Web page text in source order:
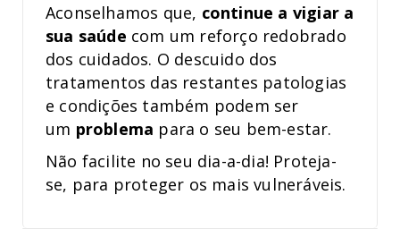
Aconselhamos que, continue a vigiar a
sua saúde com um reforço redobrado
dos cuidados. O descuido dos
tratamentos das restantes patologias
e condições também podem ser
um problema para o seu bem-estar.
Não facilite no seu dia-a-dia! Proteja-
se, para proteger os mais vulneráveis.